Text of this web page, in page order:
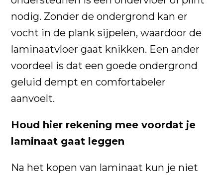
nodig. Zonder de ondergrond kan er
vocht in de plank sijpelen, waardoor de
laminaatvloer gaat knikken. Een ander
voordeel is dat een goede ondergrond
geluid dempt en comfortabeler
aanvoelt.
Houd hier rekening mee voordat je
laminaat gaat leggen
Na het kopen van laminaat kun je niet